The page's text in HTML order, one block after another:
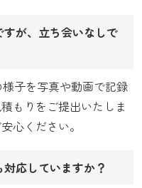
が、立ち会いなしで
子を写真や動画で記録
もりをご提出いたしま
心ください。
応していますか？